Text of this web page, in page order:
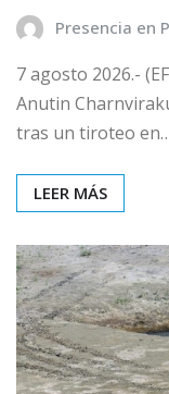
Presencia en
7 agosto 2026.-
Anutin
tras un tiroteo
LEER MÁS